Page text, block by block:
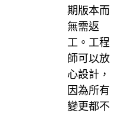
期版本而
無需返
工。工程
師可以放
心設計，
因為所有
變更都不